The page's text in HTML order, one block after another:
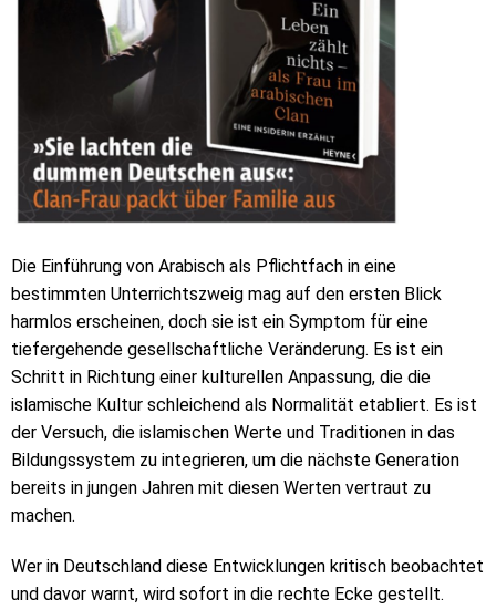
Die Einführung von Arabisch als Pflichtfach in eine
bestimmten Unterrichtszweig mag auf den ersten Blick
harmlos erscheinen, doch sie ist ein Symptom für eine
tiefergehende gesellschaftliche Veränderung. Es ist ein
Schritt in Richtung einer kulturellen Anpassung, die die
islamische Kultur schleichend als Normalität etabliert. Es ist
der Versuch, die islamischen Werte und Traditionen in das
Bildungssystem zu integrieren, um die nächste Generation
bereits in jungen Jahren mit diesen Werten vertraut zu
machen.
Wer in Deutschland diese Entwicklungen kritisch beobachtet
und davor warnt, wird sofort in die rechte Ecke gestellt.